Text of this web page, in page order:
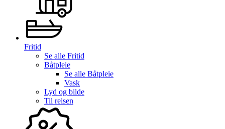
Fritid
Se alle Fritid
Båtpleie
Se alle Båtpleie
Vask
Lyd og bilde
Til reisen